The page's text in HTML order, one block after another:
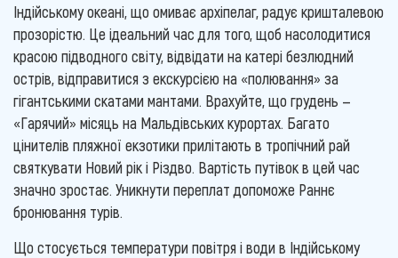
Індійському океані, що омиває архіпелаг, радує кришталевою
прозорістю. Це ідеальний час для того, щоб насолодитися
красою підводного світу, відвідати на катері безлюдний
острів, відправитися з екскурсією на «полювання» за
гігантськими скатами мантами. Врахуйте, що грудень —
«Гарячий» місяць на Мальдівських курортах. Багато
цінителів пляжної екзотики прилітають в тропічний рай
святкувати Новий рік і Різдво. Вартість путівок в цей час
значно зростає. Уникнути переплат допоможе Раннє
бронювання турів.
Що стосується температури повітря і води в Індійському